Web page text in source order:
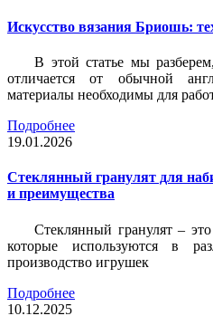
Искусство вязания Бриошь:
В этой статье мы
отличается от обычной
материалы необходимы для
Подробнее
19.01.2026
Стеклянный гранулят для
и преимущества
Стеклянный гранулят –
которые используются в
производство игрушек
Подробнее
10.12.2025